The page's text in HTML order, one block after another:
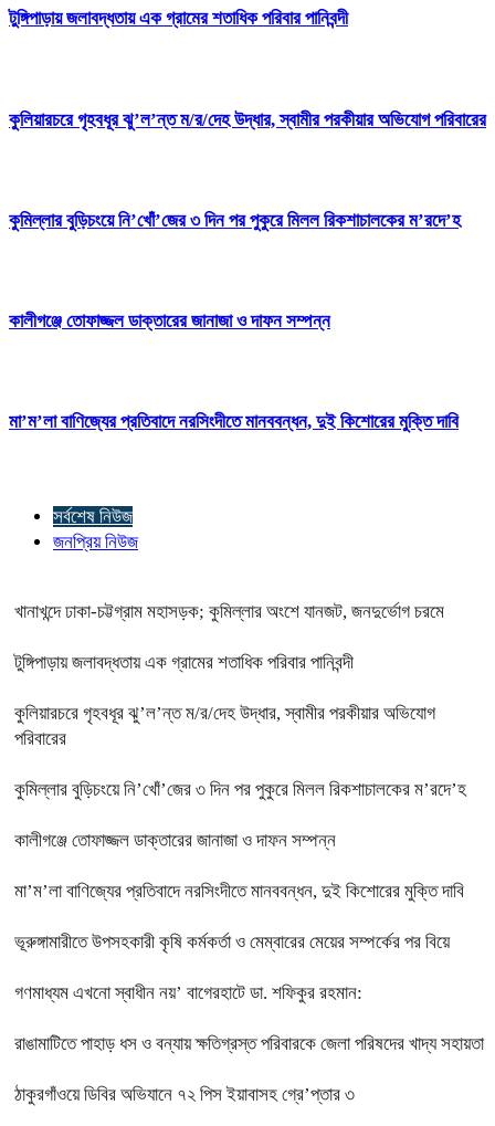
টুঙ্গিপাড়ায় জলাবদ্ধতায় এক গ্রামের শতাধিক পরিবার পানিবন্দী
কুলিয়ারচরে গৃহবধূর ঝু’ল’ন্ত ম/র/দেহ উদ্ধার, স্বামীর পরকীয়ার অভিযোগ পরিবারের
কুমিল্লার বুড়িচংয়ে নি’খোঁ’জের ৩ দিন পর পুকুরে মিলল রিকশাচালকের ম’রদে’হ
কালীগঞ্জে তোফাজ্জল ডাক্তারের জানাজা ও দাফন সম্পন্ন
মা’ম’লা বাণিজ্যের প্রতিবাদে নরসিংদীতে মানববন্ধন, দুই কিশোরের মুক্তি দাবি
সর্বশেষ নিউজ
জনপ্রিয় নিউজ
খানাখন্দে ঢাকা-চট্টগ্রাম মহাসড়ক; কুমিল্লার অংশে যানজট, জনদুর্ভোগ চরমে
টুঙ্গিপাড়ায় জলাবদ্ধতায় এক গ্রামের শতাধিক পরিবার পানিবন্দী
কুলিয়ারচরে গৃহবধূর ঝু’ল’ন্ত ম/র/দেহ উদ্ধার, স্বামীর পরকীয়ার অভিযোগ
পরিবারের
কুমিল্লার বুড়িচংয়ে নি’খোঁ’জের ৩ দিন পর পুকুরে মিলল রিকশাচালকের ম’রদে’হ
কালীগঞ্জে তোফাজ্জল ডাক্তারের জানাজা ও দাফন সম্পন্ন
মা’ম’লা বাণিজ্যের প্রতিবাদে নরসিংদীতে মানববন্ধন, দুই কিশোরের মুক্তি দাবি
ভূরুঙ্গামারীতে উপসহকারী কৃষি কর্মকর্তা ও মেম্বারের মেয়ের সম্পর্কের পর বিয়ে
গণমাধ্যম এখনো স্বাধীন নয়’ বাগেরহাটে ডা. শফিকুর রহমান:
রাঙামাটিতে পাহাড় ধস ও বন্যায় ক্ষতিগ্রস্ত পরিবারকে জেলা পরিষদের খাদ্য সহায়তা
ঠাকুরগাঁওয়ে ডিবির অভিযানে ৭২ পিস ইয়াবাসহ গ্রে’প্তার ৩